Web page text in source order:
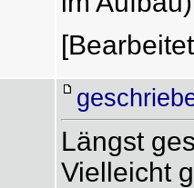
Längst
Vielleicht